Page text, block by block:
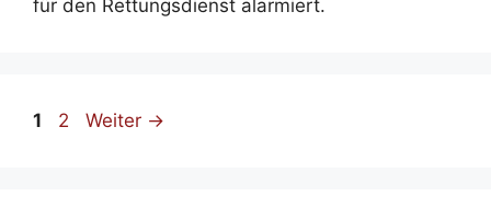
für den Rettungsdienst alarmiert.
Seite
1 Seite
2 Weiter →